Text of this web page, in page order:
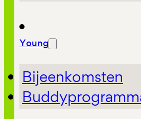
Young
Bijeenkomsten